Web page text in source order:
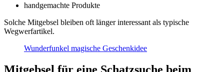
handgemachte Produkte
Solche Mitgebsel bleiben oft länger interessant als typische
Wegwerfartikel.
Wunderfunkel magische Geschenkidee
Mitgebsel für eine Schatzsuche beim